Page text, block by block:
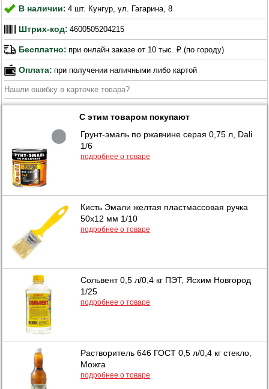
В наличии: 4 шт. Кунгур, ул. Гагарина, 8
Штрих-код: 4600505204215
Бесплатно: при онлайн заказе от 10 тыс. ₽ (по городу)
Оплата: при получении наличными либо картой
Нашли ошибку в карточке товара?
С этим товаром покупают
Грунт-эмаль по ржавчине серая 0,75 л, Dali
1/6
подробнее о товаре
Кисть Эмали желтая пластмассовая ручка
50х12 мм 1/10
подробнее о товаре
Сольвент 0,5 л/0,4 кг ПЭТ, Ясхим Новгород
1/25
подробнее о товаре
Растворитель 646 ГОСТ 0,5 л/0,4 кг стекло,
Можга
подробнее о товаре